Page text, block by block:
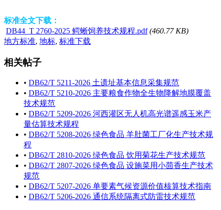
标准全文下载：
DB44_T 2760-2025 鳄蜥饲养技术规程.pdf (460.77 KB)
地方标准, 地标, 标准下载
相关帖子
• DB62/T 5211-2026 土遗址基本信息采集规范
• DB62/T 5210-2026 主要粮食作物全生物降解地膜覆盖
技术规范
• DB62/T 5209-2026 河西灌区无人机高光谱遥感玉米产
量估算技术规程
• DB62/T 5208-2026 绿色食品 羊肚菌工厂化生产技术规
程
• DB62/T 2810-2026 绿色食品 饮用菊花生产技术规范
• DB62/T 2807-2026 绿色食品 设施菜用小茴香生产技术
规范
• DB62/T 5207-2026 单要素气候资源价值核算技术指南
• DB62/T 5206-2026 通信系统隔离式防雷技术规范